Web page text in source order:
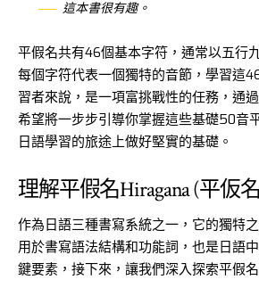
這本書很有趣。
平假名共有46個基本字符，通常以五行
每個字符代表一個獨特的音節，學習這
習者來說，是一項富挑戰性的任務，通
希望將一步步引導你掌握這些基礎50音
日語學習的旅途上做好堅實的基礎。
理解平假名Hiragana (平仮
作為日語三種書寫系統之一，它的獨特
用於書寫語法結構和功能詞，也是日語
鍵要素，接下來，讓我們深入探索平假